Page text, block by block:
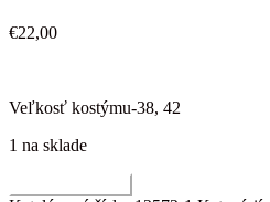
€22,00
Veľkosť kostýmu-38, 42
1 na sklade